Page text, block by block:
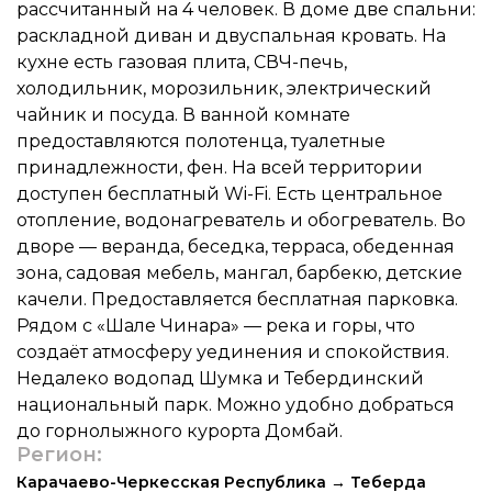
рассчитанный на 4 человек. В доме две спальни:
раскладной диван и двуспальная кровать. На
кухне есть газовая плита, СВЧ-печь,
холодильник, морозильник, электрический
чайник и посуда. В ванной комнате
предоставляются полотенца, туалетные
принадлежности, фен. На всей территории
доступен бесплатный Wi-Fi. Есть центральное
отопление, водонагреватель и обогреватель. Во
дворе — веранда, беседка, терраса, обеденная
зона, садовая мебель, мангал, барбекю, детские
качели. Предоставляется бесплатная парковка.
Рядом с «Шале Чинара» — река и горы, что
создаёт атмосферу уединения и спокойствия.
Недалеко водопад Шумка и Тебердинский
национальный парк. Можно удобно добраться
до горнолыжного курорта Домбай.
Регион:
Карачаево-Черкесская Республика → Теберда